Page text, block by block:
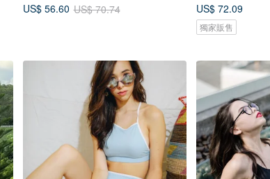
US$ 56.60 US$ 70.74
US$ 72.09
獨家販售